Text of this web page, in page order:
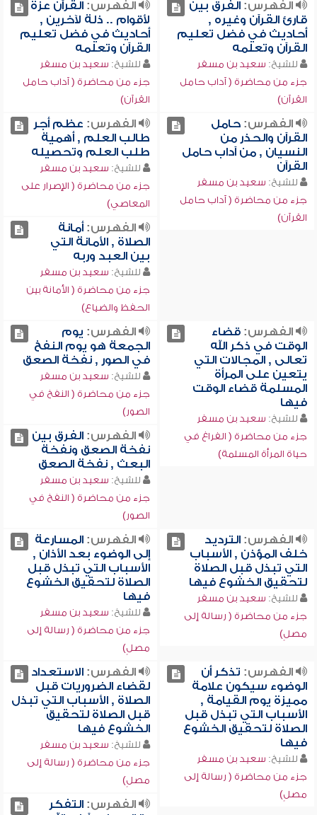
الفهرس:الفرق بين
قارئ القرآن وغيره ,
أحاديث في فضل تعليم
القرآن وتعلمه
للشيخ: سعيد بن مسفر
جزء من محاضرة ( آداب حامل
القرآن)
الفهرس:القرآن عزة
لأقوام .. ذلة لآخرين ,
أحاديث في فضل تعليم
القرآن وتعلمه
للشيخ: سعيد بن مسفر
جزء من محاضرة ( آداب حامل
القرآن)
الفهرس:حامل
القرآن والحذر من
النسيان , من آداب حامل
القرآن
للشيخ: سعيد بن مسفر
جزء من محاضرة ( آداب حامل
القرآن)
الفهرس: عظم أجر
طالب العلم , أهمية
طلب العلم وتحصيله
للشيخ: سعيد بن مسفر
جزء من محاضرة ( الإصرار على
المعاصي)
الفهرس:أمانة
الصلاة , الأمانة التي
بين العبد وربه
للشيخ: سعيد بن مسفر
جزء من محاضرة ( الأمانة بين
الحفظ والضياع)
الفهرس:قضاء
الوقت في ذكر الله
تعالى , المجالات التي
يتعين على المرأة
المسلمة قضاء الوقت
فيها
للشيخ: سعيد بن مسفر
جزء من محاضرة ( الفراغ في
حياة المرأة المسلمة)
الفهرس: يوم
الجمعة هو يوم النفخ
في الصور , نفخة الصعق
للشيخ: سعيد بن مسفر
جزء من محاضرة ( النفخ في
الصور)
الفهرس:الفرق بين
نفخة الصعق ونفخة
البعث , نفخة الصعق
للشيخ: سعيد بن مسفر
جزء من محاضرة ( النفخ في
الصور)
الفهرس:الترديد
خلف المؤذن , الأسباب
التي تبذل قبل الصلاة
لتحقيق الخشوع فيها
للشيخ: سعيد بن مسفر
جزء من محاضرة ( رسالة إلى
مصلٍ)
الفهرس:المسارعة
إلى الوضوء بعد الأذان ,
الأسباب التي تبذل قبل
الصلاة لتحقيق الخشوع
فيها
للشيخ: سعيد بن مسفر
جزء من محاضرة ( رسالة إلى
مصلٍ)
الفهرس: تذكر أن
الوضوء سيكون علامة
مميزة يوم القيامة ,
الأسباب التي تبذل قبل
الصلاة لتحقيق الخشوع
فيها
للشيخ: سعيد بن مسفر
جزء من محاضرة ( رسالة إلى
مصلٍ)
الفهرس:الاستعداد
لقضاء الضروريات قبل
الصلاة , الأسباب التي تبذل
قبل الصلاة لتحقيق
الخشوع فيها
للشيخ: سعيد بن مسفر
جزء من محاضرة ( رسالة إلى
مصلٍ)
الفهرس:التفكر